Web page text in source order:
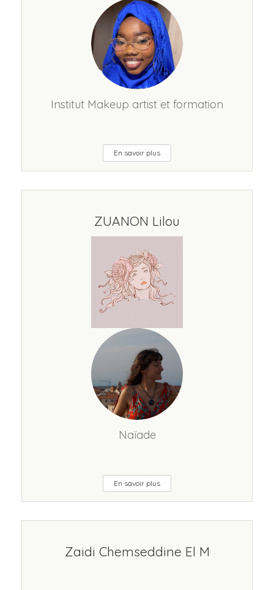
Institut Makeup artist et formation
En savoir plus
ZUANON Lilou
Naïade
En savoir plus
Zaidi Chemseddine El M